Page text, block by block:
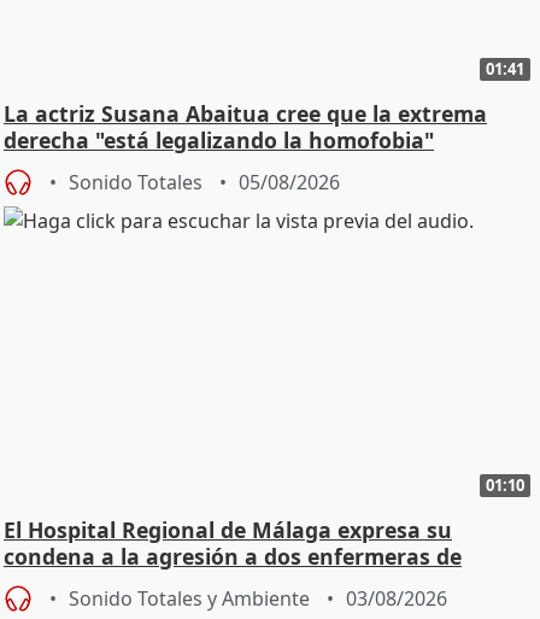
01:41
La actriz Susana Abaitua cree que la extrema
derecha "está legalizando la homofobia"
Sonido Totales 05/08/2026
01:10
El Hospital Regional de Málaga expresa su
condena a la agresión a dos enfermeras de
Urgencias
Sonido Totales y Ambiente 03/08/2026